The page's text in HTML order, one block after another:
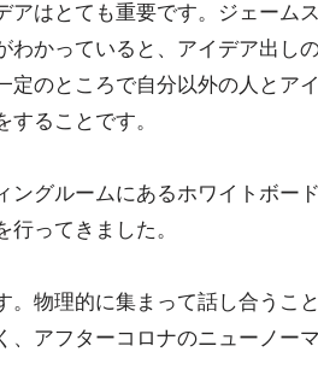
アはとても重要です。ジェーム
わかっていると、アイデア出し
定のところで自分以外の人とア
ることです。
ングルームにあるホワイトボー
ってきました。
。物理的に集まって話し合うこ
、アフターコロナのニューノー